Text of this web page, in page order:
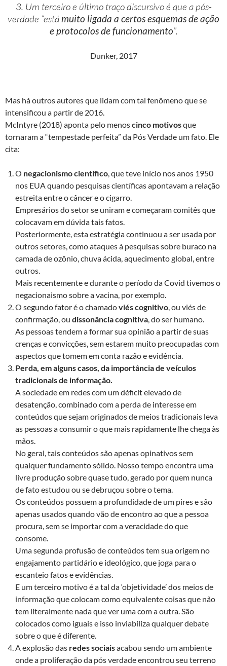
3. Um terceiro e último traço discursivo é que a pós-
verdade “estámuito ligada a certos esquemas de ação
e protocolos de funcionamento”.
Dunker, 2017
Mas há outros autores que lidam com tal fenômeno que se
intensificou a partir de 2016.
McIntyre (2018) aponta pelo menoscinco motivosque
tornaram a “tempestade perfeita” da Pós Verdade um fato. Ele
cita:
O negacionismo científico , que teve início nos anos 1950
nos EUA quando pesquisas científicas apontavam a relação
estreita entre o câncer e o cigarro.
Empresários do setor se uniram e começaram comitês que
colocavam em dúvida tais fatos.
Posteriormente, esta estratégia continuou a ser usada por
outros setores, como ataques à pesquisas sobre buraco na
camada de ozônio, chuva ácida, aquecimento global, entre
outros.
Mais recentemente e durante o período da Covid tivemos o
negacionaismo sobre a vacina, por exemplo.
O segundo fator é o chamadoviés cognitivo , ou viés de
confirmação, ou dissonância cognitiva , do ser humano.
As pessoas tendem a formar sua opinião a partir de suas
crenças e convicções, sem estarem muito preocupadas com
aspectos que tomem em conta razão e evidência.
Perda, em alguns casos, da importância de veículos
tradicionais de informação.
A sociedade em redes com um déficit elevado de
desatenção, combinado com a perda de interesse em
conteúdos que sejam originados de meios tradicionais leva
as pessoas a consumir o que mais rapidamente lhe chega às
mãos.
No geral, tais conteúdos são apenas opinativos sem
qualquer fundamento sólido. Nosso tempo encontra uma
livre produção sobre quase tudo, gerado por quem nunca
de fato estudou ou se debruçou sobre o tema.
Os conteúdos possuem a profundidade de um pires e são
apenas usados quando vão de encontro ao que a pessoa
procura, sem se importar com a veracidade do que
consome.
Uma segunda profusão de conteúdos tem sua origem no
engajamento partidário e ideológico, que joga para o
escanteio fatos e evidências.
E um terceiro motivo é a tal da ‘objetividade’ dos meios de
informação que colocam como equivalente coisas que não
tem literalmente nada que ver uma com a outra. São
colocados como iguais e isso inviabiliza qualquer debate
sobre o que é diferente.
A explosão das redes sociaisacabou sendo um ambiente
onde a proliferação da pós verdade encontrou seu terreno